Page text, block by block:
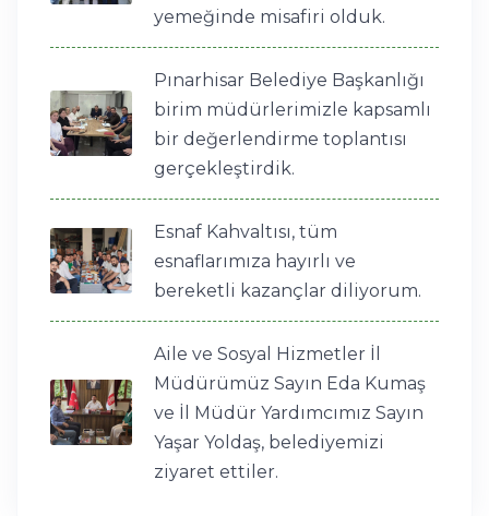
yemeğinde misafiri olduk.
Pınarhisar Belediye Başkanlığı
birim müdürlerimizle kapsamlı
bir değerlendirme toplantısı
gerçekleştirdik.
Esnaf Kahvaltısı, tüm
esnaflarımıza hayırlı ve
bereketli kazançlar diliyorum.
Aile ve Sosyal Hizmetler İl
Müdürümüz Sayın Eda Kumaş
ve İl Müdür Yardımcımız Sayın
Yaşar Yoldaş, belediyemizi
ziyaret ettiler.